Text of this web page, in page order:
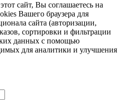
сайт, Вы соглашаетесь на
Вашего браузера для
сайта (авторизации,
сортировки и фильтрации
данных с помощью
для аналитики и улучшения